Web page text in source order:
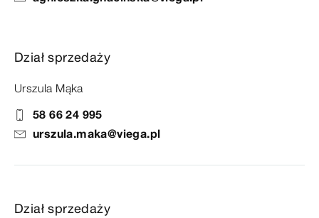
Dział sprzedaży
Urszula Mąka
58 66 24 995
urszula.maka@viega.pl
Dział sprzedaży